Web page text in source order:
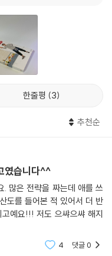
을 바라보기만 했다. 지금
르츠산도의 단면이 그 자태
추질 않네!”
큰일났군요. 진짜 이거이거,
오키, 이 후르츠산도는 도
복해졌으면 좋겠구나.” 도쿄
서 좌절하던 때, 그를 일으켜
었다. 이후 온갖 고비를 넘
공. 그가 개발한 후르츠산
도 퍼져 한국과 대만, 동남
으로 자리 잡았다.
속에서도 놀라운 낙관과 투
, 견실한 미래 비전 등 생의
다. 그리하여 이 책을 읽은
만드는 마법 같은 이야기’라
한줄평 3
추천순
였습니다^^
. 많은 전략을 짜는데 애를 쓰
도를 들어본 적 있어서 더 반
예요!!! 저도 으쌰으쌰 해지
4 댓글0